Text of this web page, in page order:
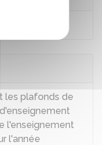
les plafonds de
l'enseignement
l'année